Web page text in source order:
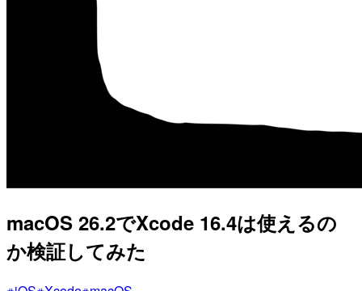
macOS 26.2でXcode 16.4は使えるの
か検証してみた